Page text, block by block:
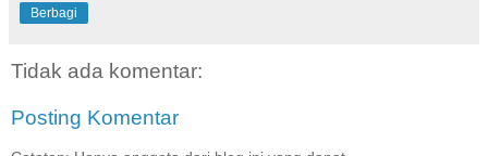
Berbagi
Tidak ada komentar:
Posting Komentar